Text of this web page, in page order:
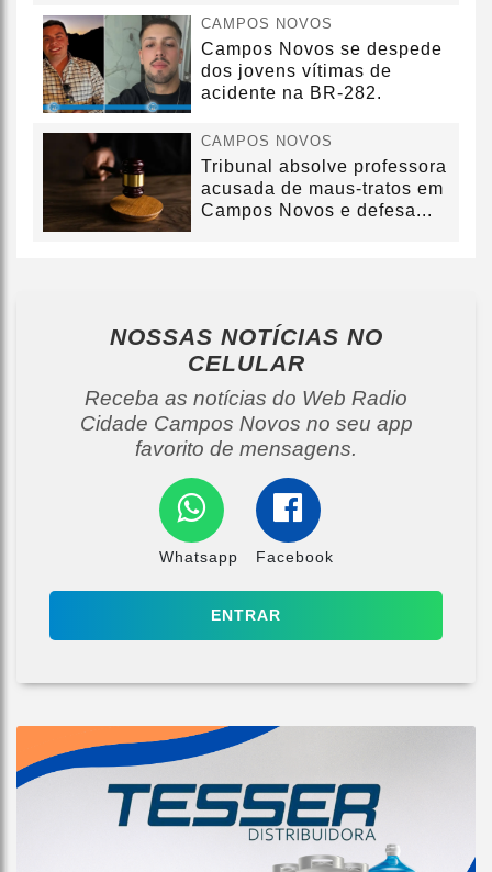
CAMPOS NOVOS
Campos Novos se despede
dos jovens vítimas de
acidente na BR-282.
CAMPOS NOVOS
Tribunal absolve professora
acusada de maus-tratos em
Campos Novos e defesa...
NOSSAS NOTÍCIAS NO
CELULAR
Receba as notícias do Web Radio
Cidade Campos Novos no seu app
favorito de mensagens.
Whatsapp Facebook
ENTRAR